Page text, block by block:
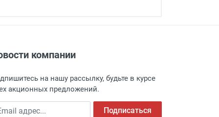
г. Москва, Переведеновский
о поступлении товара.
пункт выдачи, чтобы избежать
компании
на нашу рассылку, будьте в курсе
акционных предложений.
адрес Подписаться